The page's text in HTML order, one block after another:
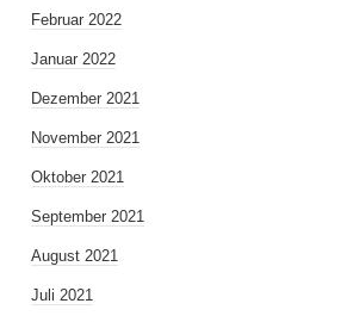
Februar 2022
Januar 2022
Dezember 2021
November 2021
Oktober 2021
September 2021
August 2021
Juli 2021